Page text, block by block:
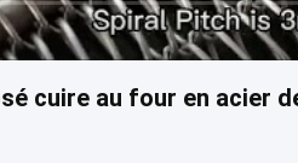
cuire au four en acier